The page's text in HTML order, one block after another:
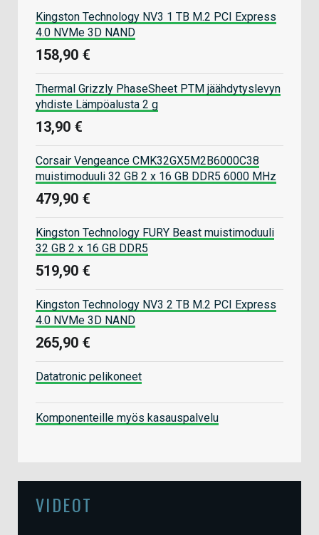
Kingston Technology NV3 1 TB M.2 PCI Express
4.0 NVMe 3D NAND
158,90 €
Thermal Grizzly PhaseSheet PTM jäähdytyslevyn
yhdiste Lämpöalusta 2 g
13,90 €
Corsair Vengeance CMK32GX5M2B6000C38
muistimoduuli 32 GB 2 x 16 GB DDR5 6000 MHz
479,90 €
Kingston Technology FURY Beast muistimoduuli
32 GB 2 x 16 GB DDR5
519,90 €
Kingston Technology NV3 2 TB M.2 PCI Express
4.0 NVMe 3D NAND
265,90 €
Datatronic pelikoneet
Komponenteille myös kasauspalvelu
VIDEOT